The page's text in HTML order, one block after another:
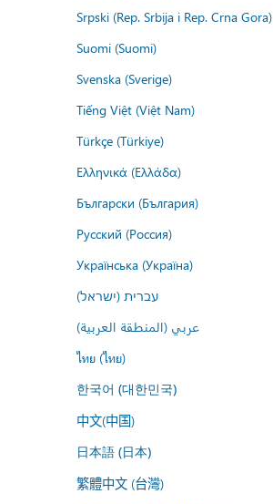
Srpski (Rep. Srbija i Rep. Crna Gora)
Suomi (Suomi)
Svenska (Sverige)
Tiếng Việt (Việt Nam)
Türkçe (Türkiye)
Ελληνικά (Ελλάδα)
Български (България)
Русский (Россия)
Українська (Україна)
עברית (ישראל)
عربي (المنطقة العربية)
ไทย (ไทย)
한국어 (대한민국)
中文(中国)
日本語 (日本)
繁體中文 (台灣)